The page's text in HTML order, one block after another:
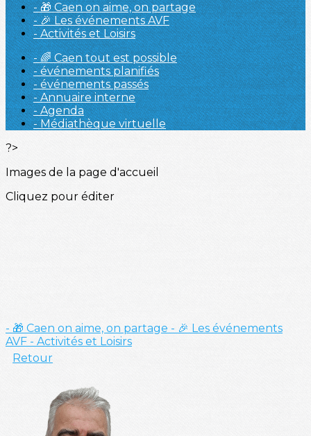
- 🎁 Caen on aime, on partage
- 🎉 Les événements AVF
- Activités et Loisirs
- 🌈 Caen tout est possible
- événements planifiés
- événements passés
- Annuaire interne
- Agenda
- Médiathèque virtuelle
?>
Images de la page d'accueil
Cliquez pour éditer
- 🎁 Caen on aime, on partage - 🎉 Les événements
AVF - Activités et Loisirs
Retour